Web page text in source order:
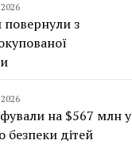
повернули з
на $567 млн у
безпеки дітей